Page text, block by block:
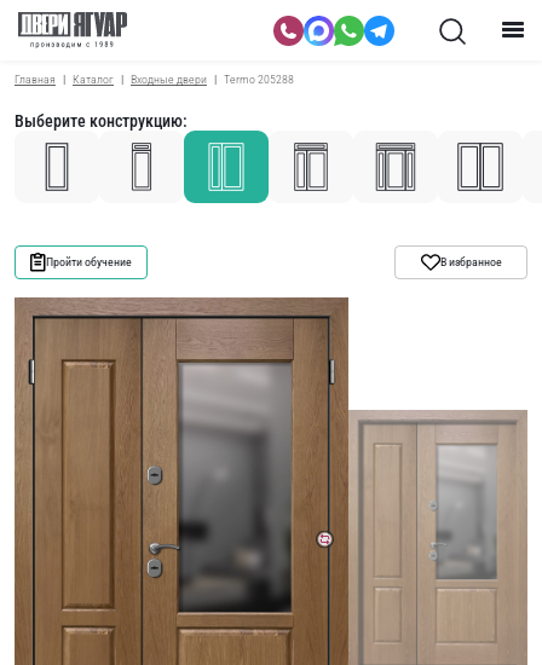
Главная Каталог Входные двери Termo 205288
Выберите конструкцию:
Пройти обучение В избранное